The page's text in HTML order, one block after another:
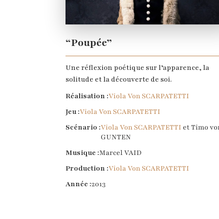
“Poupée”
Une réflexion poétique sur l’apparence, la
solitude et la découverte de soi.
Réalisation :Viola Von SCARPATETTI
Jeu :Viola Von SCARPATETTI
Scénario :Viola Von SCARPATETTI et Timo
GUNTEN
Musique :Marcel VAID
Production :Viola Von SCARPATETTI
Année :2013